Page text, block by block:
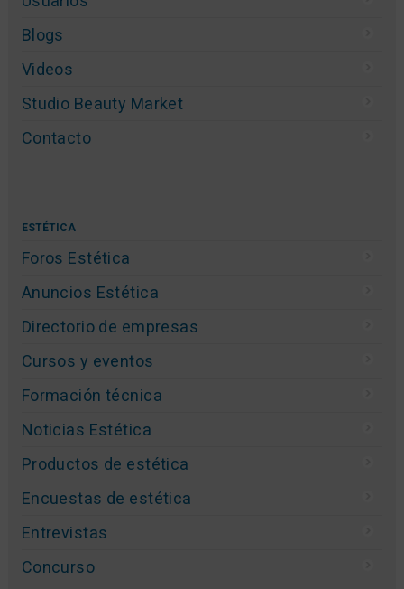
Blogs
Videos
Studio Beauty Market
Contacto
ESTÉTICA
Foros Estética
Anuncios Estética
Directorio de empresas
Cursos y eventos
Formación técnica
Noticias Estética
Productos de estética
Encuestas de estética
Entrevistas
Concurso